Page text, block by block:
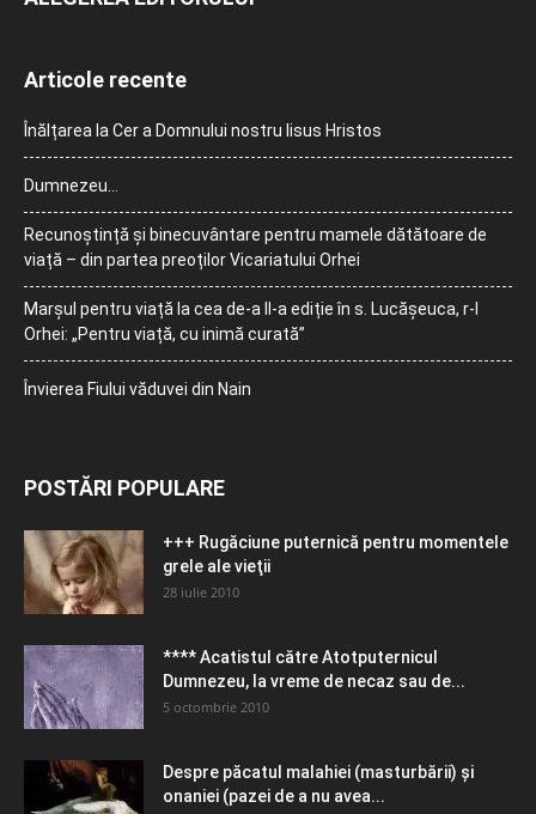
Articole recente
Înălțarea la Cer a Domnului nostru Iisus Hristos
Dumnezeu…
Recunoștință și binecuvântare pentru mamele dătătoare de
viață – din partea preoților Vicariatului Orhei
Marșul pentru viață la cea de-a II-a ediție în s. Lucășeuca, r-l
Orhei: „Pentru viață, cu inimă curată”
Învierea Fiului văduvei din Nain
POSTĂRI POPULARE
+++ Rugăciune puternică pentru momentele
grele ale vieţii
28 iulie 2010
**** Acatistul către Atotputernicul
Dumnezeu, la vreme de necaz sau de...
5 octombrie 2010
Despre păcatul malahiei (masturbării) şi
onaniei (pazei de a nu avea...